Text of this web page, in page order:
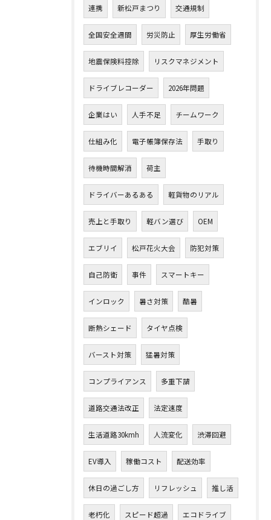
連携 新松戸まつり 交通規制
全国安全週間 労災防止 厚生労働省
地震保険料控除 リスクマネジメント
ドライブレコーダー 2026年問題
企業はい 人手不足 チームワーク
仕組み化 電子帳簿保存法 手取り
待機時間解消 荷主
ドライバーあるある 軽貨物のリアル
売上と手取り 軽バン選び OEM
エブリイ 松戸花火大会 防犯対策
自己防衛 事件 スマートキー
インロック 暑さ対策 酷暑
断熱シェード タイヤ点検
バースト対策 猛暑対策
コンプライアンス 多重下請
道路交通法改正 法定速度
生活道路30kmh 人流変化 渋滞回避
EV導入 稼働コスト 配送効率
休日の過ごし方 リフレッシュ 推し活
老朽化 スピード超過 エコドライブ